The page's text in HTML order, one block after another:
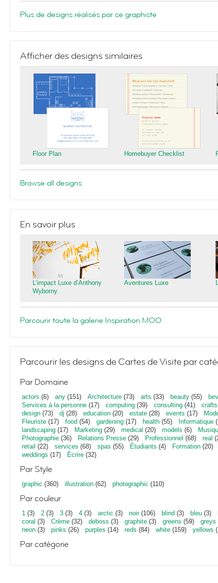
Plus de designs réalisés par ce graphiste
Afficher des designs similaires
Floor Plan Homebuyer Checklist
Browse all designs
En savoir plus
L’impact Luxe d’Anthony
Wyborny
Aventures Luxe
Parcourir toute la galerie Inspiration MOO
Parcourir les designs de Cartes de Visite par
Par Domaine
actors (6) any (151) Architecture (73) arts (33) beauty (55)
Services à la personne (17) computing (39) consulting (41) crafts
design (73) dj (28) education (20) estate (28) events (17)
Fleuriste (17) food (54) gardening (17) health (55) Informatique
landscaping (17) Marketing (29) medical (20) models (6)
Photographie (36) Relations Presse (29) Professionnel (68) real
retail (22) services (68) spas (55) Étudiants (4) Formation (20)
weddings (17) Écrire (32)
Par Style
graphic (360) illustration (62) photographic (110)
Par couleur
1 (3) 2 (3) 3 (3) 4 (3) arctic (3) noir(106) blind (3) bleu (3)
coral (3) Crème (32) deboss (3) graphite (3) greens (59) greys
neon (3) pinks (26) purples (14) reds (84) white (159) yellows
Par catégorie